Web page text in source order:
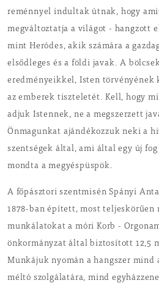
reménnyel indultak útnak, hogy
megváltoztatja a világot - hangzott
mint Heródes, akik számára a
elsődleges és a földi javak. A
eredményeikkel, Isten törvényének
az emberek tiszteletét. Kell, hogy
adjuk Istennek, ne a megszerzett
Önmagunkat ajándékozzuk neki a
szentségek által, ami által egy új
mondta a megyéspüspök.
A főpásztori szentmisén Spányi
1878-ban épített, most teljeskörűen
munkálatokat a móri Korb -
önkormányzat által biztosított 12,5
Munkájuk nyomán a hangszer mind
méltó szolgálatára, mind